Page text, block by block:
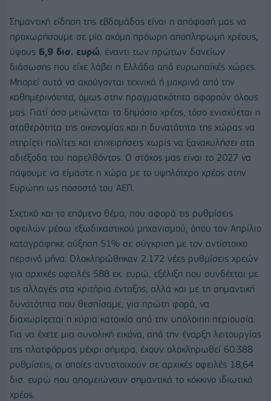
Σημαντική είδηση της εβδομάδας είναι η απόφασή μας να
προχωρήσουμε σε μία ακόμη πρόωρη αποπληρωμή χρέους,
ύψους 6,9 δισ. ευρώ, έναντι των πρώτων δανείων
διάσωσης που είχε λάβει η Ελλάδα από ευρωπαϊκές χώρες.
Μπορεί αυτά να ακούγονται τεχνικά ή μακρινά από την
καθημερινότητα, όμως στην πραγματικότητα αφορούν όλους
μας. Γιατί όσο μειώνεται το δημόσιο χρέος, τόσο ενισχύεται η
σταθερότητα της οικονομίας και η δυνατότητα της χώρας να
στηρίζει πολίτες και επιχειρήσεις χωρίς να ξανακυλήσει στα
αδιέξοδα του παρελθόντος. Ο στόχος μας είναι το 2027 να
πάψουμε να είμαστε η χώρα με το υψηλότερο χρέος στην
Ευρώπη ως ποσοστό του ΑΕΠ.
Σχετικό και το επόμενο θέμα, που αφορά τις ρυθμίσεις
οφειλών μέσω εξωδικαστικού μηχανισμού, όπου τον Απρίλιο
καταγράφηκε αύξηση 51% σε σύγκριση με τον αντίστοιχο
περσινό μήνα. Ολοκληρώθηκαν 2.172 νέες ρυθμίσεις χρεών
για αρχικές οφειλές 588 εκ. ευρώ, εξέλιξη που συνδέεται με
τις αλλαγές στα κριτήρια ένταξης, αλλά και με τη σημαντική
δυνατότητα που θεσπίσαμε, για πρώτη φορά, να
διαχωρίζεται η κύρια κατοικία από την υπόλοιπη περιουσία.
Για να έχετε μια συνολική εικόνα, από την έναρξη λειτουργίας
της πλατφόρμας μέχρι σήμερα, έχουν ολοκληρωθεί 60.388
ρυθμίσεις, οι οποίες αντιστοιχούν σε αρχικές οφειλές 18,64
δισ. ευρώ που απομειώνουν σημαντικά το κόκκινο ιδιωτικό
χρέος.